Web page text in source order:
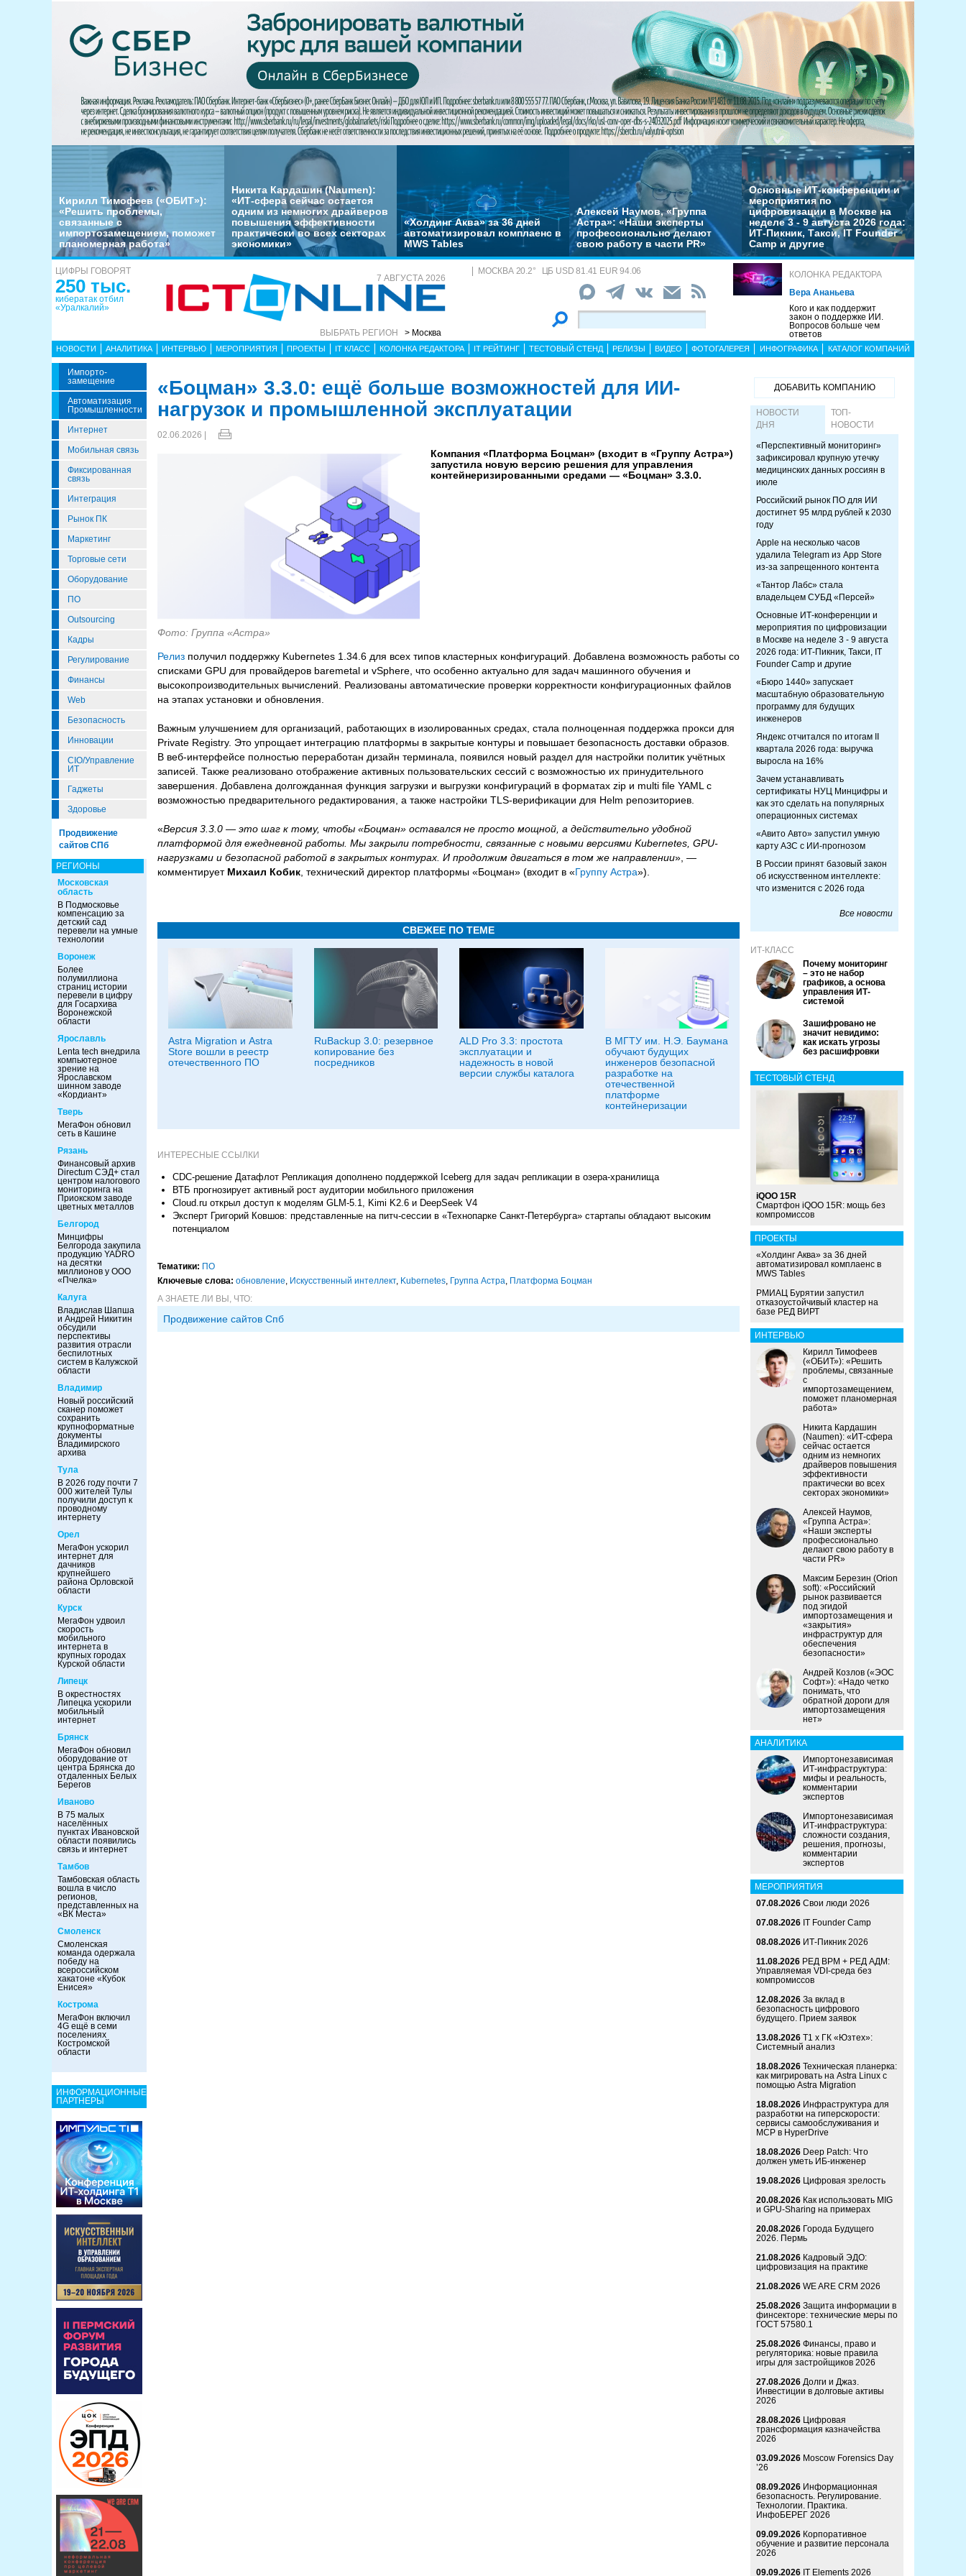
Кирилл Тимофеев («ОБИТ»):
«Решить проблемы,
связанные с
импортозамещением, поможет
планомерная работа»
Никита Кардашин (Naumen):
«ИТ-сфера сейчас остается
одним из немногих драйверов
повышения эффективности
практически во всех секторах
экономики»
«Холдинг Аква» за 36 дней
автоматизировал комплаенс в
MWS Tables
Алексей Наумов, «Группа
Астра»: «Наши эксперты
профессионально делают
свою работу в части PR»
Основные ИТ-конференции и
мероприятия по
цифровизации в Москве на
неделе 3 - 9 августа 2026 года:
ИТ-Пикник, Такси, IT Founder
Camp и другие
ЦИФРЫ ГОВОРЯТ
250 тыс.
кибератак отбил
«Уралкалий»
7 АВГУСТА 2026
ВЫБРАТЬ РЕГИОН > Москва
МОСКВА 20.2° ЦБ USD 81.41 EUR 94.06
КОЛОНКА РЕДАКТОРА
Вера Ананьева
Кого и как поддержит
закон о поддержке ИИ.
Вопросов больше чем
ответов
НОВОСТИ АНАЛИТИКА ИНТЕРВЬЮ МЕРОПРИЯТИЯ ПРОЕКТЫ IT КЛАСС КОЛОНКА РЕДАКТОРА IT РЕЙТИНГ ТЕСТОВЫЙ СТЕНД РЕЛИЗЫ ВИДЕО ФОТОГАЛЕРЕЯ ИНФОГРАФИКА КАТАЛОГ КОМПАНИЙ
Импорто­
Замещение
Автоматизация
Промышленности
Интернет
Мобильная связь
Фиксированная
связь
Интеграция
Рынок ПК
Маркетинг
Торговые сети
Оборудование
ПО
Outsourcing
Кадры
Регулирование
Финансы
Web
Безопасность
Инновации
CIO/Управление
ИТ
Гаджеты
Здоровье
Продвижение
сайтов СПб
РЕГИОНЫ
Московская
область
В Подмосковье
компенсацию за
детский сад
перевели на умные
технологии
Воронеж
Более
полумиллиона
страниц истории
перевели в цифру
для Госархива
Воронежской
области
Ярославль
Lenta tech внедрила
компьютерное
зрение на
Ярославском
шинном заводе
«Кордиант»
Тверь
МегаФон обновил
сеть в Кашине
Рязань
Финансовый архив
Directum СЭД+ стал
центром налогового
мониторинга на
Приокском заводе
цветных металлов
Белгород
Минцифры
Белгорода закупила
продукцию YADRO
на десятки
миллионов у ООО
«Пчелка»
Калуга
Владислав Шапша
и Андрей Никитин
обсудили
перспективы
развития отрасли
беспилотных
систем в Калужской
области
Владимир
Новый российский
сканер поможет
сохранить
крупноформатные
документы
Владимирского
архива
Тула
В 2026 году почти 7
000 жителей Тулы
получили доступ к
проводному
интернету
Орел
МегаФон ускорил
интернет для
дачников
крупнейшего
района Орловской
области
Курск
МегаФон удвоил
скорость
мобильного
интернета в
крупных городах
Курской области
Липецк
В окрестностях
Липецка ускорили
мобильный
интернет
Брянск
МегаФон обновил
оборудование от
центра Брянска до
отдаленных Белых
Берегов
Иваново
В 75 малых
населённых
пунктах Ивановской
области появились
связь и интернет
Тамбов
Тамбовская область
вошла в число
регионов,
представленных на
«ВК Места»
Смоленск
Смоленская
команда одержала
победу на
всероссийском
хакатоне «Кубок
Енисея»
Кострома
МегаФон включил
4G ещё в семи
поселениях
Костромской
области
ИНФОРМАЦИОННЫЕ
ПАРТНЕРЫ
«Боцман» 3.3.0: ещё больше возможностей для ИИ-
нагрузок и промышленной эксплуатации
02.06.2026 |
Фото: Группа «Астра»
Компания «Платформа Боцман» (входит в «Группу Астра»)
запустила новую версию решения для управления
контейнеризированными средами — «Боцман» 3.3.0.
Релиз получил поддержку Kubernetes 1.34.6 для всех типов кластерных конфигураций. Добавлена возможность работы со
списками GPU для провайдеров baremetal и vSphere, что особенно актуально для задач машинного обучения и
высокопроизводительных вычислений. Реализованы автоматические проверки корректности конфигурационных файлов
на этапах установки и обновления.
Важным улучшением для организаций, работающих в изолированных средах, стала полноценная поддержка прокси для
Private Registry. Это упрощает интеграцию платформы в закрытые контуры и повышает безопасность доставки образов.
В веб-интерфейсе полностью переработан дизайн терминала, появился новый раздел для настройки политик учётных
записей. Также реализовано отображение активных пользовательских сессий с возможностью их принудительного
завершения. Добавлена долгожданная функция загрузки и выгрузки конфигураций в форматах zip и multi file YAML с
возможностью предварительного редактирования, а также настройки TLS-верификации для Helm репозиториев.
«Версия 3.3.0 — это шаг к тому, чтобы «Боцман» оставался не просто мощной, а действительно удобной
платформой для ежедневной работы. Мы закрыли потребности, связанные с новыми версиями Kubernetes, GPU-
нагрузками и безопасной работой в закрытых контурах. И продолжим двигаться в том же направлении», —
комментирует Михаил Кобик , технический директор платформы «Боцман» (входит в «Группу Астра»).
СВЕЖЕЕ ПО ТЕМЕ
Astra Migration и Astra
Store вошли в реестр
отечественного ПО
RuBackup 3.0: резервное
копирование без
посредников
ALD Pro 3.3: простота
эксплуатации и
надежность в новой
версии службы каталога
В МГТУ им. Н.Э. Баумана
обучают будущих
инженеров безопасной
разработке на
отечественной
платформе
контейнеризации
ИНТЕРЕСНЫЕ ССЫЛКИ
CDC-решение Датафлот Репликация дополнено поддержкой Iceberg для задач репликации в озера-хранилища
ВТБ прогнозирует активный рост аудитории мобильного приложения
Cloud.ru открыл доступ к моделям GLM-5.1, Kimi K2.6 и DeepSeek V4
Эксперт Григорий Ковшов: представленные на питч-сессии в «Технопарке Санкт-Петербурга» стартапы обладают высоким
потенциалом
Тематики: ПО
Ключевые слова: обновление, Искусственный интеллект, Kubernetes, Группа Астра, Платформа Боцман
А ЗНАЕТЕ ЛИ ВЫ, ЧТО:
Продвижение сайтов Спб
ДОБАВИТЬ КОМПАНИЮ
НОВОСТИ
ДНЯ
ТОП-
НОВОСТИ
«Перспективный мониторинг»
зафиксировал крупную утечку
медицинских данных россиян в
июле
Российский рынок ПО для ИИ
достигнет 95 млрд рублей к 2030
году
Apple на несколько часов
удалила Telegram из App Store
из-за запрещенного контента
«Тантор Лабс» стала
владельцем СУБД «Персей»
Основные ИТ-конференции и
мероприятия по цифровизации
в Москве на неделе 3 - 9 августа
2026 года: ИТ-Пикник, Такси, IT
Founder Camp и другие
«Бюро 1440» запускает
масштабную образовательную
программу для будущих
инженеров
Яндекс отчитался по итогам II
квартала 2026 года: выручка
выросла на 16%
Зачем устанавливать
сертификаты НУЦ Минцифры и
как это сделать на популярных
операционных системах
«Авито Авто» запустил умную
карту АЗС с ИИ-прогнозом
В России принят базовый закон
об искусственном интеллекте:
что изменится с 2026 года
Все новости
ИТ-КЛАСС
Почему мониторинг
– это не набор
графиков, а основа
управления ИТ-
системой
Зашифровано не
значит невидимо:
как искать угрозы
без расшифровки
ТЕСТОВЫЙ СТЕНД
iQOO 15R
Смартфон iQOO 15R: мощь без
компромиссов
ПРОЕКТЫ
«Холдинг Аква» за 36 дней
автоматизировал комплаенс в
MWS Tables
РМИАЦ Бурятии запустил
отказоустойчивый кластер на
базе РЕД ВИРТ
ИНТЕРВЬЮ
Кирилл Тимофеев
(«ОБИТ»): «Решить
проблемы, связанные
с
импортозамещением,
поможет планомерная
работа»
Никита Кардашин
(Naumen): «ИТ-сфера
сейчас остается
одним из немногих
драйверов повышения
эффективности
практически во всех
секторах экономики»
Алексей Наумов,
«Группа Астра»:
«Наши эксперты
профессионально
делают свою работу в
части PR»
Максим Березин (Orion
soft): «Российский
рынок развивается
под эгидой
импортозамещения и
«закрытия»
инфраструктур для
обеспечения
безопасности»
Андрей Козлов («ЭОС
Софт»): «Надо четко
понимать, что
обратной дороги для
импортозамещения
нет»
АНАЛИТИКА
Импортонезависимая
ИТ-инфраструктура:
мифы и реальность,
комментарии
экспертов
Импортонезависимая
ИТ-инфраструктура:
сложности создания,
решения, прогнозы,
комментарии
экспертов
МЕРОПРИЯТИЯ
07.08.2026 Свои люди 2026
07.08.2026 IT Founder Camp
08.08.2026 ИТ-Пикник 2026
11.08.2026 РЕД ВРМ + РЕД АДМ:
Управляемая VDI-среда без
компромиссов
12.08.2026 За вклад в
безопасность цифрового
будущего. Прием заявок
13.08.2026 Т1 x ГК «Юзтех»:
Системный анализ
18.08.2026 Техническая планерка:
как мигрировать на Astra Linux с
помощью Astra Migration
18.08.2026 Инфраструктура для
разработки на гиперскорости:
сервисы самообслуживания и
MCP в HyperDrive
18.08.2026 Deep Patch: Что
должен уметь ИБ-инженер
19.08.2026 Цифровая зрелость
20.08.2026 Как использовать MIG
и GPU-Sharing на примерах
20.08.2026 Города Будущего
2026. Пермь
21.08.2026 Кадровый ЭДО:
цифровизация на практике
21.08.2026 WE ARE CRM 2026
25.08.2026 Защита информации в
финсекторе: технические меры по
ГОСТ 57580.1
25.08.2026 Финансы, право и
регуляторика: новые правила
игры для застройщиков 2026
27.08.2026 Долги и Джаз.
Инвестиции в долговые активы
2026
28.08.2026 Цифровая
трансформация казначейства
2026
03.09.2026 Moscow Forensics Day
’26
08.09.2026 Информационная
безопасность. Регулирование.
Технологии. Практика.
ИнфоБЕРЕГ 2026
09.09.2026 Корпоративное
обучение и развитие персонала
2026
09.09.2026 IT Elements 2026